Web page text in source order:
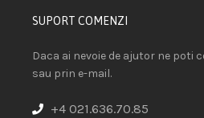
SUPORT COMENZI
Daca ai nevoie de ajutor ne poti
sau prin e-mail.
+4 021.636.70.85